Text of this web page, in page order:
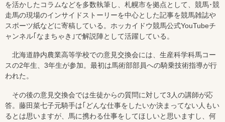
を活かしたコラムなどを多数執筆し、札幌市を拠点として、競馬･競
走馬の現場のインサイドストーリーを中心とした記事を競馬雑誌や
スポーツ紙などに寄稿している。ホッカイドウ競馬公式YouTubeチ
ャンネル｢なまちゃき｣で解説陣として活躍している。
北海道静内農業高等学校での意見交換会には、生産科学科馬コー
スの2年生、3年生が参加。最初は馬術部部員への騎乗技術指導が行
われた。
その後の意見交換会では生徒からの質問に対して3人の講師が応
答。藤田菜七子元騎手は｢どんな仕事をしたいか決まってない人もい
るとは思いますが、馬に携わる仕事をしてほしいと思いますし、何